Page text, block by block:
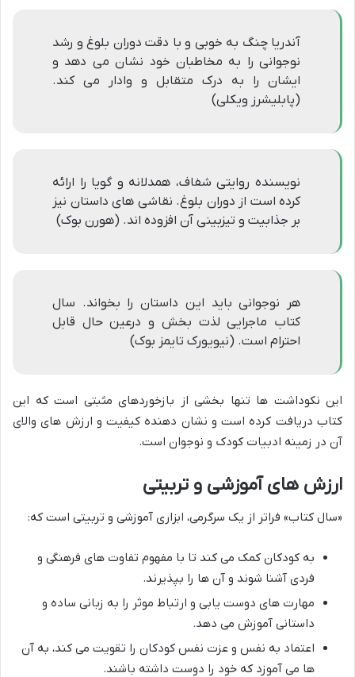
آندریا چنگ به خوبی و با دقت دوران بلوغ و رشد
نوجوانی را به مخاطبان خود نشان می دهد و
ایشان را به درک متقابل و وادار می کند.
(پابلیشرز ویکلی)
نویسنده روایتی شفاف، همدلانه و گویا را ارائه
کرده است از دوران بلوغ. نقاشی های داستان نیز
بر جذابیت و تیزبینی آن افزوده اند. (هورن بوک)
هر نوجوانی باید این داستان را بخواند. سال
کتاب ماجرایی لذت بخش و درعین حال قابل
احترام است. (نیویورک تایمز بوک)
این نکوداشت ها تنها بخشی از بازخوردهای مثبتی است که این
کتاب دریافت کرده است و نشان دهنده کیفیت و ارزش های والای
آن در زمینه ادبیات کودک و نوجوان است.
ارزش های آموزشی و تربیتی
«سال کتاب» فراتر از یک سرگرمی، ابزاری آموزشی و تربیتی است که:
به کودکان کمک می کند تا با مفهوم تفاوت های فرهنگی و
فردی آشنا شوند و آن ها را بپذیرند.
مهارت های دوست یابی و ارتباط موثر را به زبانی ساده و
داستانی آموزش می دهد.
اعتماد به نفس و عزت نفس کودکان را تقویت می کند، به آن
ها می آموزد که خود را دوست داشته باشند.